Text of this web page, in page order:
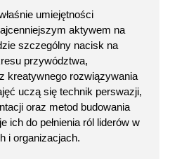
umiejętności
aktywem na
szczególny nacisk na
przywództwa,
kreatywnego rozwiązywania
uczą się technik perswazji,
oraz metod budowania
ich do pełnienia ról liderów w
i organizacjach.